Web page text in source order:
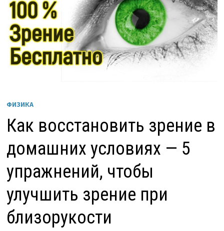
ФИЗИКА
Как восстановить зрение в
домашних условиях — 5
упражнений, чтобы
улучшить зрение при
близорукости